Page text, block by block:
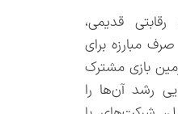
قدیمی،
مبارزه برای
بازی مشترک
رشد آن‌ها را